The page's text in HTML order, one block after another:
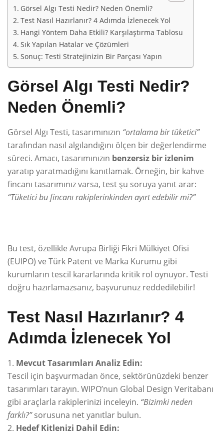
Görsel Algı Testi Nedir? Neden Önemli?
Test Nasıl Hazırlanır? 4 Adımda İzlenecek Yol
Hangi Yöntem Daha Etkili? Karşılaştırma Tablosu
Sık Yapılan Hatalar ve Çözümleri
Sonuç: Testi Stratejinizin Bir Parçası Yapın
Görsel Algı Testi Nedir?
Neden Önemli?
Görsel Algı Testi, tasarımınızın “ortalama bir tüketici”
tarafından nasıl algılandığını ölçen bir değerlendirme
süreci. Amacı, tasarımınızın benzersiz bir izlenim
yaratıp yaratmadığını kanıtlamak. Örneğin, bir kahve
fincanı tasarımınız varsa, test şu soruya yanıt arar:
“Tüketici bu fincanı rakiplerinkinden ayırt edebilir mi?”
Bu test, özellikle Avrupa Birliği Fikri Mülkiyet Ofisi
(EUIPO) ve Türk Patent ve Marka Kurumu gibi
kurumların tescil kararlarında kritik rol oynuyor. Testi
doğru hazırlamazsanız, başvurunuz reddedilebilir!
Test Nasıl Hazırlanır? 4
Adımda İzlenecek Yol
Mevcut Tasarımları Analiz Edin:
Tescil için başvurmadan önce, sektörünüzdeki benzer
tasarımları tarayın. WIPO’nun Global Design Veritabanı
gibi araçlarla rakiplerinizi inceleyin. “Bizimki neden
farklı?”sorusuna net yanıtlar bulun.
Hedef Kitlenizi Dahil Edin: